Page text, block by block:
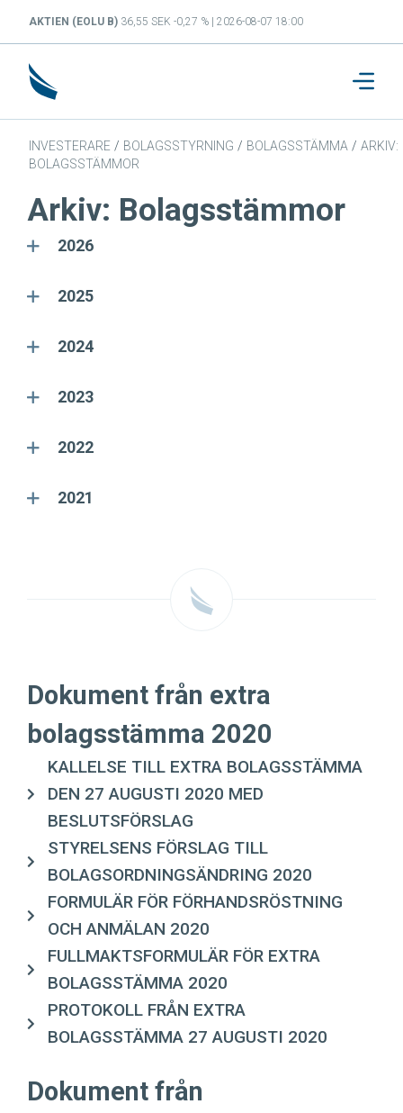
AKTIEN (EOLU B) 36,55 SEK -0,27 % | 2026-08-07 18:00
INVESTERARE / BOLAGSSTYRNING / BOLAGSSTÄMMA / ARKIV:
BOLAGSSTÄMMOR
Arkiv: Bolagsstämmor
2026
2025
2024
2023
2022
2021
Dokument från extra
bolagsstämma 2020
KALLELSE TILL EXTRA BOLAGSSTÄMMA
DEN 27 AUGUSTI 2020 MED
BESLUTSFÖRSLAG
STYRELSENS FÖRSLAG TILL
BOLAGSORDNINGSÄNDRING 2020
FORMULÄR FÖR FÖRHANDSRÖSTNING
OCH ANMÄLAN 2020
FULLMAKTSFORMULÄR FÖR EXTRA
BOLAGSSTÄMMA 2020
PROTOKOLL FRÅN EXTRA
BOLAGSSTÄMMA 27 AUGUSTI 2020
Dokument från